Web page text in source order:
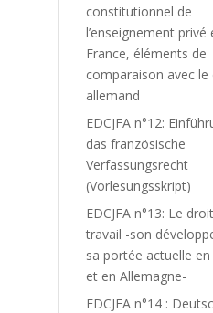
constitutionnel de
l’enseignement privé
France, éléments de
comparaison avec
allemand
EDCJFA n°12:
das französische
Verfassungsrecht
(Vorlesungsskript)
EDCJFA n°13: Le
travail -son
sa portée actuelle en
et en Allemagne-
EDCJFA n°14 :